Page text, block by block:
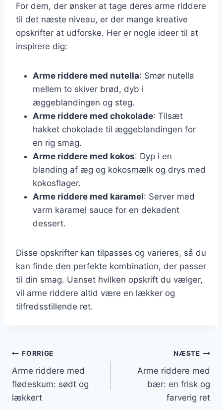
For dem, der ønsker at tage deres arme riddere
til det næste niveau, er der mange kreative
opskrifter at udforske. Her er nogle ideer til at
inspirere dig:
Arme riddere med nutella: Smør nutella
mellem to skiver brød, dyb i
æggeblandingen og steg.
Arme riddere med chokolade: Tilsæt
hakket chokolade til æggeblandingen for
en rig smag.
Arme riddere med kokos: Dyp i en
blanding af æg og kokosmælk og drys med
kokosflager.
Arme riddere med karamel: Server med
varm karamel sauce for en dekadent
dessert.
Disse opskrifter kan tilpasses og varieres, så du
kan finde den perfekte kombination, der passer
til din smag. Uanset hvilken opskrift du vælger,
vil arme riddere altid være en lækker og
tilfredsstillende ret.
Indlægsnavigation
FORRIGE
Arme riddere med
flødeskum: sødt og
lækkert
NÆSTE
Arme riddere med
bær: en frisk og
farverig ret